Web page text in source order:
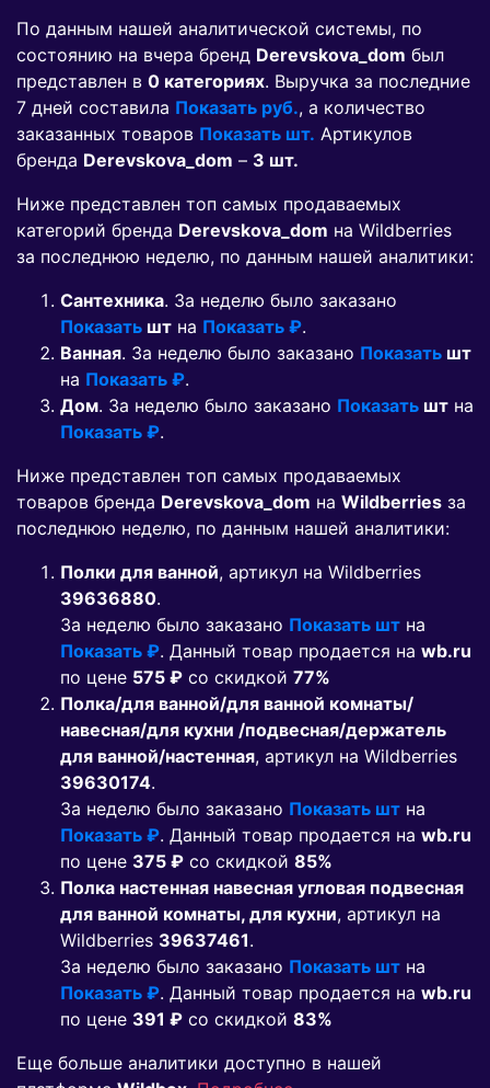
По данным нашей аналитической системы, по
состоянию на вчера бренд Derevskova_dom был
представлен в 0 категориях. Выручка за последние
7 дней составила Показать руб., а количество
заказанных товаров Показать шт. Артикулов
бренда Derevskova_dom – 3 шт.
Ниже представлен топ самых продаваемых
категорий бренда Derevskova_dom на Wildberries
за последнюю неделю, по данным нашей аналитики:
Сантехника. За неделю было заказано
Показать шт на Показать ₽.
Ванная. За неделю было заказано Показать шт
на Показать ₽.
Дом. За неделю было заказано Показать шт на
Показать ₽.
Ниже представлен топ самых продаваемых
товаров бренда Derevskova_dom на Wildberries за
последнюю неделю, по данным нашей аналитики:
Полки для ванной, артикул на Wildberries
39636880.
За неделю было заказано Показать шт на
Показать ₽. Данный товар продается на wb.ru
по цене 575 ₽ co скидкой 77%
Полка/для ванной/для ванной комнаты/
навесная/для кухни /подвесная/держатель
для ванной/настенная, артикул на Wildberries
39630174.
За неделю было заказано Показать шт на
Показать ₽. Данный товар продается на wb.ru
по цене 375 ₽ co скидкой 85%
Полка настенная навесная угловая подвесная
для ванной комнаты, для кухни, артикул на
Wildberries 39637461.
За неделю было заказано Показать шт на
Показать ₽. Данный товар продается на wb.ru
по цене 391 ₽ co скидкой 83%
Еще больше аналитики доступно в нашей